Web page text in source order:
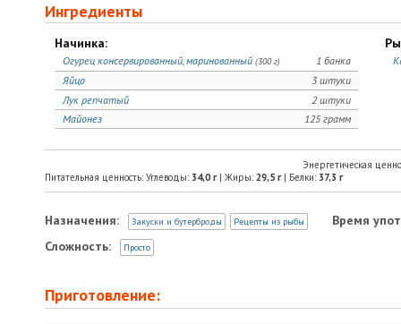
Ингредиенты
Начинка:
1 банка
Огурец консервированный, маринованный (300 г)
3 штуки
Яйцо
2 штуки
Лук репчатый
125 грамм
Майонез
Энергетическая
Питательная ценность: Углеводы: 34,0 г| Жиры: 29,5 г| Белки: 37,3 г
Назначения: Закуски и бутерброды Рецепты из рыбы
Время
Сложность:
Просто
Приготовление: